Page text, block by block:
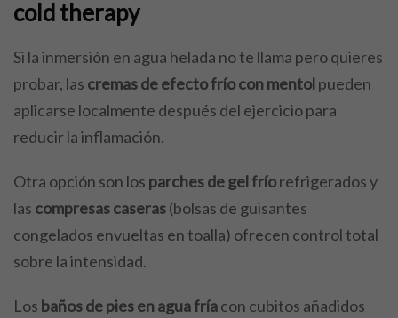
cold therapy
Si la inmersión en agua helada no te llama pero quieres
probar, las cremas de efecto frío con mentolpueden
aplicarse localmente después del ejercicio para
reducir la inflamación.
Otra opción son los parches de gel fríorefrigerados y
las compresas caseras(bolsas de guisantes
congelados envueltas en toalla) ofrecen control total
sobre la intensidad.
Los baños de pies en agua fríacon cubitos añadidos